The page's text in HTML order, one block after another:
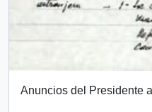
Anuncios del Presidente